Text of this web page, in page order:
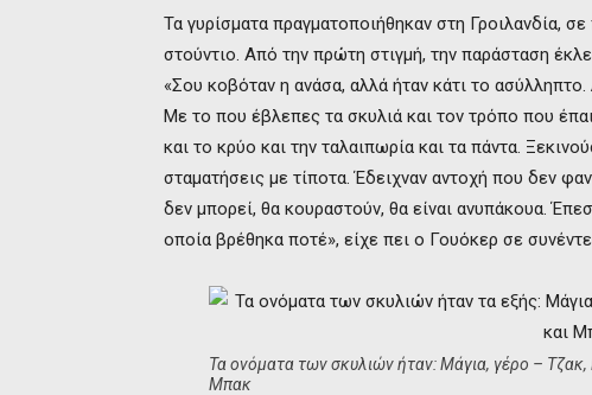
Τα γυρίσματα πραγματοποιήθηκαν στη Γροιλανδία,
στούντιο. Από την πρώτη στιγμή, την παράσταση
«Σου κοβόταν η ανάσα, αλλά ήταν κάτι το
Με το που έβλεπες τα σκυλιά και τον τρόπο που
και το κρύο και την ταλαιπωρία και τα πάντα.
σταματήσεις με τίποτα. Έδειχναν αντοχή που δεν
δεν μπορεί, θα κουραστούν, θα είναι ανυπάκουα.
οποία βρέθηκα ποτέ», είχε πει ο Γουόκερ σε
Τα ονόματα των σκυλιών ήταν: Μάγια, γέρο –
Μπακ